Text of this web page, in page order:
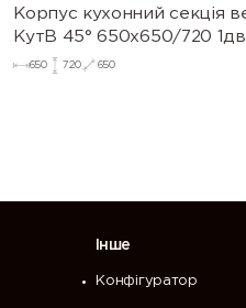
Корпус кухонний секцiя
КутВ 45° 650х650/720
650 720 650
Інше
Конфігуратор